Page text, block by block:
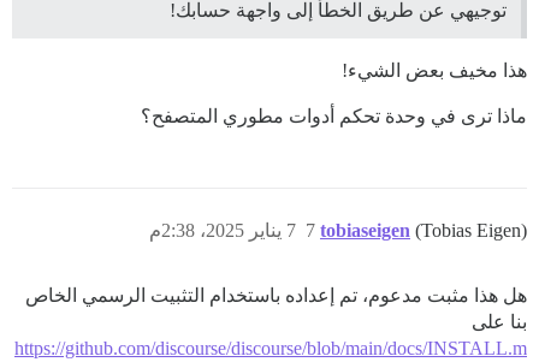
توجيهي عن طريق الخطأ إلى واجهة حسابك!
هذا مخيف بعض الشيء!
ماذا ترى في وحدة تحكم أدوات مطوري المتصفح؟
tobiaseigen (Tobias Eigen) 7 يناير 2025، 2:38م 7
هل هذا مثبت مدعوم، تم إعداده باستخدام التثبيت الرسمي الخاص
بنا على
https://github.com/discourse/discourse/blob/main/docs/INSTALL.m